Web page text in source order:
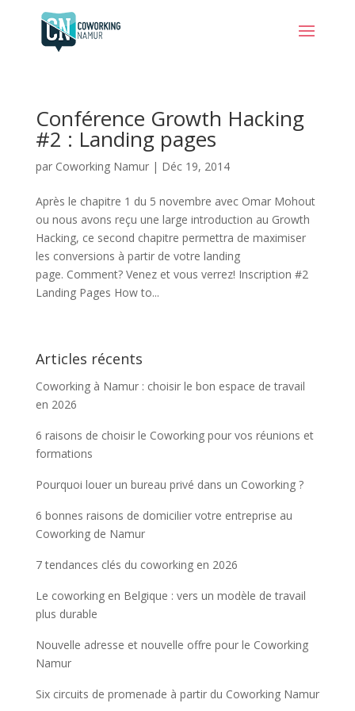
Conférence Growth Hacking
#2 : Landing pages
par Coworking Namur| Déc 19, 2014
Après le chapitre 1 du 5 novembre avec Omar Mohout
ou nous avons reçu une large introduction au Growth
Hacking, ce second chapitre permettra de maximiser
les conversions à partir de votre landing
page. Comment? Venez et vous verrez! Inscription #2
Landing Pages How to...
Articles récents
Coworking à Namur : choisir le bon espace de travail
en 2026
6 raisons de choisir le Coworking pour vos réunions et
formations
Pourquoi louer un bureau privé dans un Coworking ?
6 bonnes raisons de domicilier votre entreprise au
Coworking de Namur
7 tendances clés du coworking en 2026
Le coworking en Belgique : vers un modèle de travail
plus durable
Nouvelle adresse et nouvelle offre pour le Coworking
Namur
Six circuits de promenade à partir du Coworking Namur